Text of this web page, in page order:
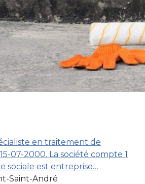
en traitement de
07-2000. La société compte 1
sociale est entreprise…
Saint-André